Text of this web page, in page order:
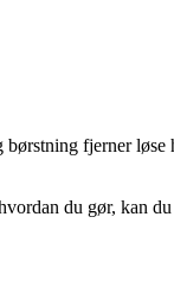
fjerner
du gør, kan